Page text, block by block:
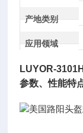
产地类别
应用领域
LUYOR-3101H
参数、性能特